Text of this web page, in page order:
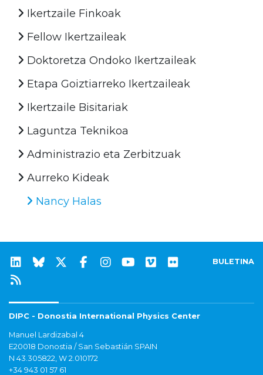
Ikertzaile Finkoak
Fellow Ikertzaileak
Doktoretza Ondoko Ikertzaileak
Etapa Goiztiarreko Ikertzaileak
Ikertzaile Bisitariak
Laguntza Teknikoa
Administrazio eta Zerbitzuak
Aurreko Kideak
Nancy Halas
BULETINA
DIPC - Donostia International Physics Center
Manuel Lardizabal 4
E20018 Donostia / San Sebastián SPAIN
N 43.305822, W 2.010172
+34 943 01 57 61